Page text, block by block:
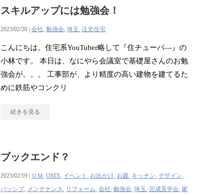
スキルアップには勉強会！
2023/02/20 | 会社, 勉強会, 埼玉, 注文住宅
こんにちは。住宅系YouTuber略して『住チューバ―』の
小林です。 本日は、なにやら会議室で基礎屋さんのお勉
強会が。。。 工事部が、より精度の高い建物を建てるた
めに鉄筋やコンクリ
続きを見る
ブックエンド？
2023/02/19 | ＯＭ, OMX, イベント , お出かけ, お庭, キッチン, デザイン,
パッシブ, メンテナンス, リフォーム, 会社, 勉強会, 埼玉, 完成見学会, 家